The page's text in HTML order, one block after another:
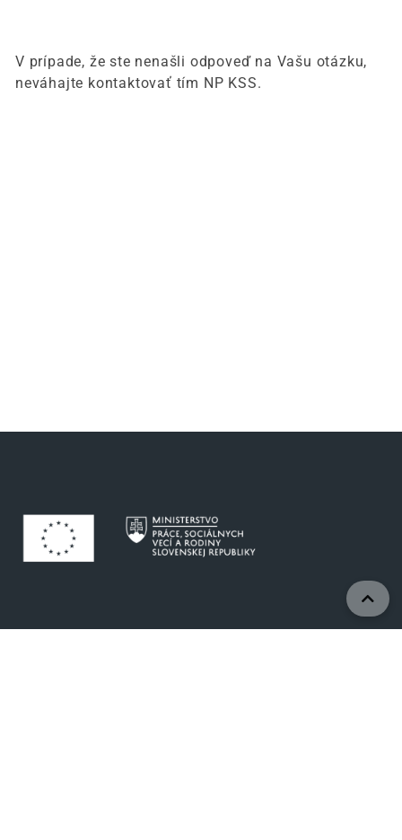
V prípade, že ste nenašli odpoveď na Vašu otázku,
neváhajte kontaktovať tím NP KSS.